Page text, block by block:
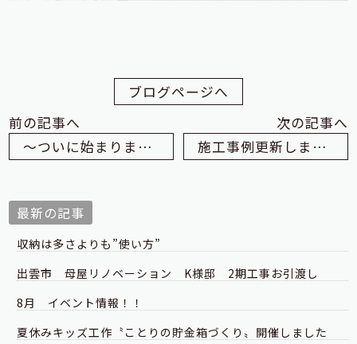
ブログページへ
前の記事へ
～ついに始まりました！～
次の記事へ
施工事例更新しました
最新の記事
収納は多さよりも”使い方”
出雲市 母屋リノベーション K様邸 2期工事お引渡し
8月 イベント情報！！
夏休みキッズ工作〝ことりの貯金箱づくり〟開催しました